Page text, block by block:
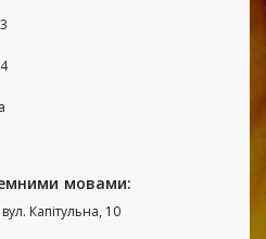
мовами:
Капітульна, 10